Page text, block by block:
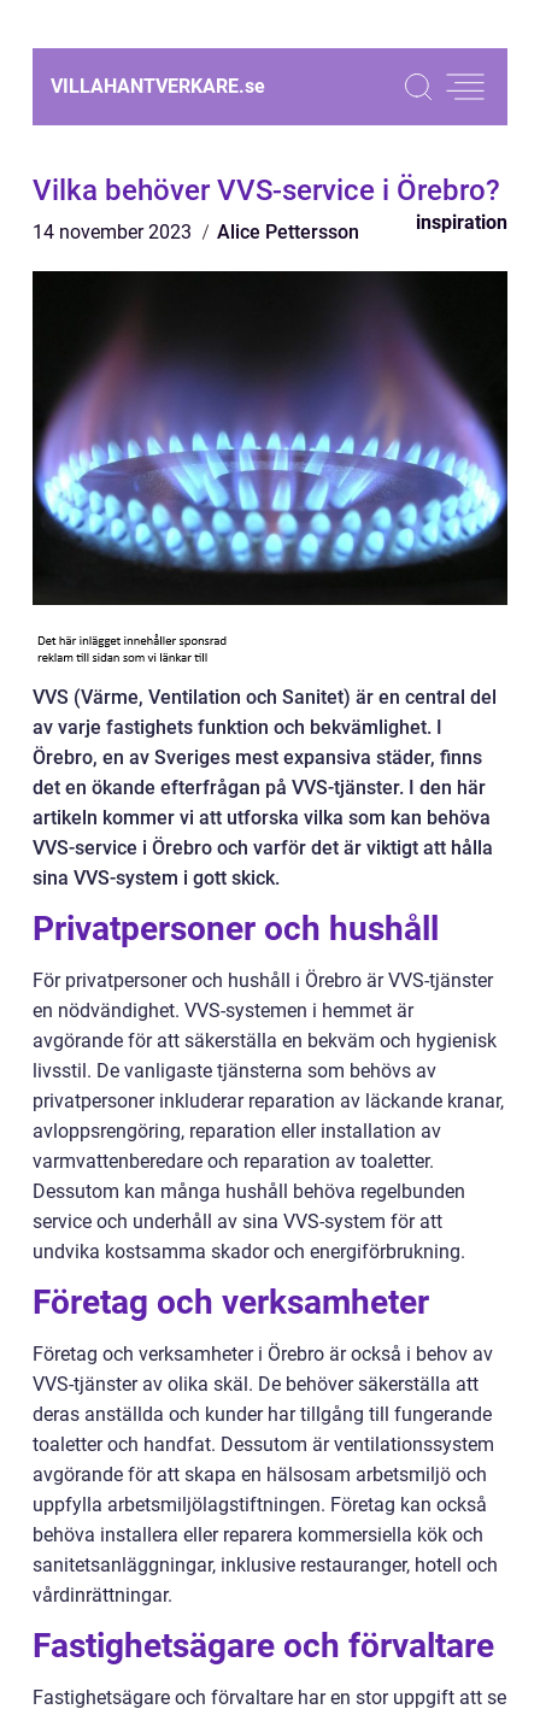
VILLAHANTVERKARE.se
Vilka behöver VVS-service i Örebro?
14 november 2023 Alice Pettersson inspiration
VVS (Värme, Ventilation och Sanitet) är en central del
av varje fastighets funktion och bekvämlighet. I
Örebro, en av Sveriges mest expansiva städer, finns
det en ökande efterfrågan på VVS-tjänster. I den här
artikeln kommer vi att utforska vilka som kan behöva
VVS-service i Örebro och varför det är viktigt att hålla
sina VVS-system i gott skick.
Privatpersoner och hushåll
För privatpersoner och hushåll i Örebro är VVS-tjänster
en nödvändighet. VVS-systemen i hemmet är
avgörande för att säkerställa en bekväm och hygienisk
livsstil. De vanligaste tjänsterna som behövs av
privatpersoner inkluderar reparation av läckande kranar,
avloppsrengöring, reparation eller installation av
varmvattenberedare och reparation av toaletter.
Dessutom kan många hushåll behöva regelbunden
service och underhåll av sina VVS-system för att
undvika kostsamma skador och energiförbrukning.
Företag och verksamheter
Företag och verksamheter i Örebro är också i behov av
VVS-tjänster av olika skäl. De behöver säkerställa att
deras anställda och kunder har tillgång till fungerande
toaletter och handfat. Dessutom är ventilationssystem
avgörande för att skapa en hälsosam arbetsmiljö och
uppfylla arbetsmiljölagstiftningen. Företag kan också
behöva installera eller reparera kommersiella kök och
sanitetsanläggningar, inklusive restauranger, hotell och
vårdinrättningar.
Fastighetsägare och förvaltare
Fastighetsägare och förvaltare har en stor uppgift att se